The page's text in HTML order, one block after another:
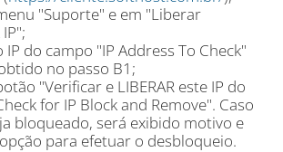
"Suporte" e em "Liberar
IP do campo "IP Address To Check"
no passo B1;
"Verificar e LIBERAR este IP do
for IP Block and Remove". Caso
bloqueado, será exibido motivo e
para efetuar o desbloqueio.